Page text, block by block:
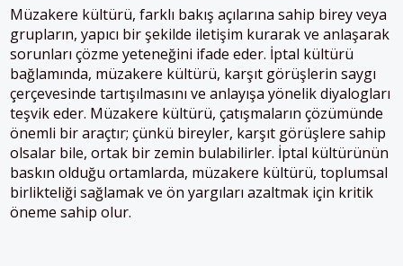
Müzakere kültürü, farklı bakış açılarına sahip birey veya
grupların, yapıcı bir şekilde iletişim kurarak ve anlaşarak
sorunları çözme yeteneğini ifade eder. İptal kültürü
bağlamında, müzakere kültürü, karşıt görüşlerin saygı
çerçevesinde tartışılmasını ve anlayışa yönelik diyalogları
teşvik eder. Müzakere kültürü, çatışmaların çözümünde
önemli bir araçtır; çünkü bireyler, karşıt görüşlere sahip
olsalar bile, ortak bir zemin bulabilirler. İptal kültürünün
baskın olduğu ortamlarda, müzakere kültürü, toplumsal
birlikteliği sağlamak ve ön yargıları azaltmak için kritik
öneme sahip olur.